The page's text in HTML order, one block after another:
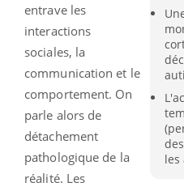
les
entrave les
interactions
sociales, la
communication et le
comportement. On
parle alors de
détachement
pathologique de la
réalité. Les